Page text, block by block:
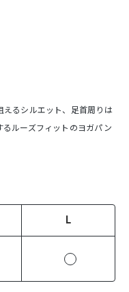
えるシルエット、足首周りは
ルーズフィットのヨガパン
L